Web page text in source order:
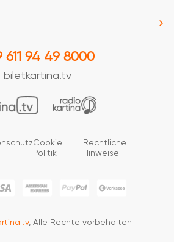
611 94 49 8000
biletkartina.tv
Cookie
Politik
Rechtliche
Hinweise
, Alle Rechte vorbehalten